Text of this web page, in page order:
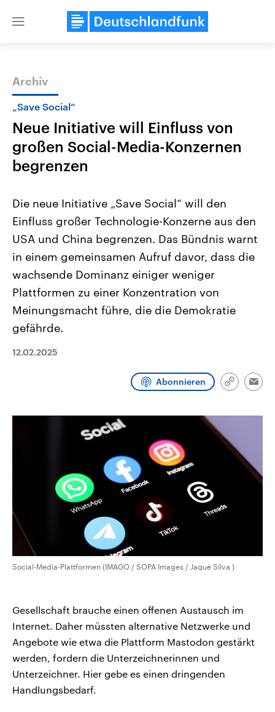
Close
Themen
2026
Alle Informationen
Sachsen-Anhalt wählt am 6.
September 2026 einen neuen
Landtag. Seit 2021 wird das
Bundesland von einer Koalition aus
Umfragen, Prognosen,
und Hintergründe zu den Parteien
und Kandidaten der anstehenden
Wahl.
Aktuelle Beiträge,
Hintergründe
Wirtschaftlich und
gehören die Vereinigten
den mächtigsten Ländern
mit großem Einfluss auf
aktuelle Weltgeschehen.
Sendungen Programm Podcasts
Archiv
„Save Social“
Neue Initiative will Einfluss von
großen Social-Media-Konzernen
begrenzen
Die neue Initiative „Save Social“ will den
Einfluss großer Technologie-Konzerne aus den
USA und China begrenzen. Das Bündnis warnt
in einem gemeinsamen Aufruf davor, dass die
wachsende Dominanz einiger weniger
Plattformen zu einer Konzentration von
Meinungsmacht führe, die die Demokratie
gefährde.
12.02.2025
Abonnieren
Link
Social-Media-Plattformen (IMAGO / SOPA Images / Jaque Silva )
Gesellschaft brauche einen offenen Austausch im
Internet. Daher müssten alternative Netzwerke und
Angebote wie etwa die Plattform Mastodon gestärkt
werden, fordern die Unterzeichnerinnen und
Unterzeichner. Hier gebe es einen dringenden
Handlungsbedarf.